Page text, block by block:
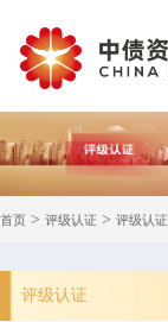
首页 > 评级认证 > 评级认证
评级认证